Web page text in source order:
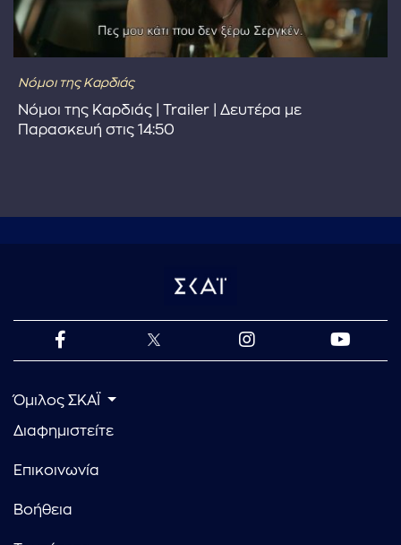
Νόμοι της Καρδιάς
Νόμοι της Καρδιάς | Trailer | Δευτέρα με
Παρασκευή στις 14:50
Όμιλος ΣΚΑΪ
Διαφημιστείτε
Επικοινωνία
Βοήθεια